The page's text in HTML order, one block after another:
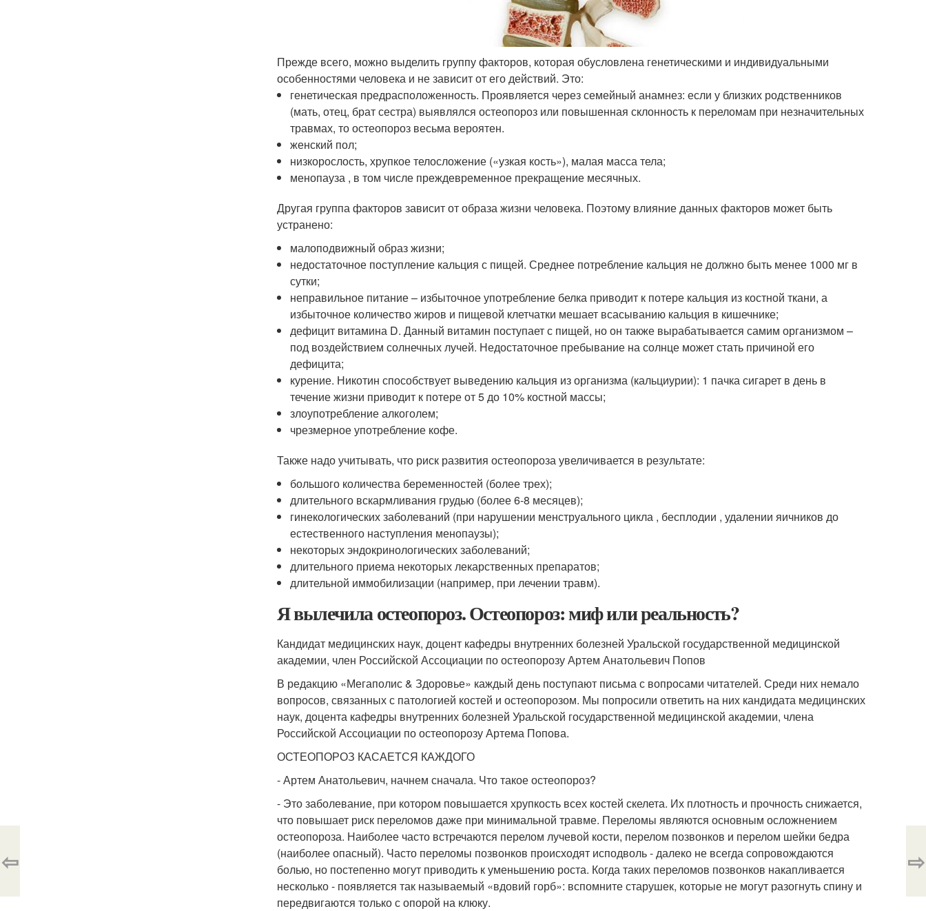
Прежде всего, можно выделить группу факторов, которая обусловлена генетическими и индивидуальными
особенностями человека и не зависит от его действий. Это:
генетическая предрасположенность. Проявляется через семейный анамнез: если у близких родственников
(мать, отец, брат сестра) выявлялся остеопороз или повышенная склонность к переломам при незначительных
травмах, то остеопороз весьма вероятен.
женский пол;
низкорослость, хрупкое телосложение («узкая кость»), малая масса тела;
менопауза , в том числе преждевременное прекращение месячных.
Другая группа факторов зависит от образа жизни человека. Поэтому влияние данных факторов может быть
устранено:
малоподвижный образ жизни;
недостаточное поступление кальция с пищей. Среднее потребление кальция не должно быть менее 1000 мг в
сутки;
неправильное питание – избыточное употребление белка приводит к потере кальция из костной ткани, а
избыточное количество жиров и пищевой клетчатки мешает всасыванию кальция в кишечнике;
дефицит витамина D. Данный витамин поступает с пищей, но он также вырабатывается самим организмом –
под воздействием солнечных лучей. Недостаточное пребывание на солнце может стать причиной его
дефицита;
курение. Никотин способствует выведению кальция из организма (кальциурии): 1 пачка сигарет в день в
течение жизни приводит к потере от 5 до 10% костной массы;
злоупотребление алкоголем;
чрезмерное употребление кофе.
Также надо учитывать, что риск развития остеопороза увеличивается в результате:
большого количества беременностей (более трех);
длительного вскармливания грудью (более 6-8 месяцев);
гинекологических заболеваний (при нарушении менструального цикла , бесплодии , удалении яичников до
естественного наступления менопаузы);
некоторых эндокринологических заболеваний;
длительного приема некоторых лекарственных препаратов;
длительной иммобилизации (например, при лечении травм).
Я вылечила остеопороз. Остеопороз: миф или реальность?
Кандидат медицинских наук, доцент кафедры внутренних болезней Уральской государственной медицинской
академии, член Российской Ассоциации по остеопорозу Артем Анатольевич Попов
В редакцию «Мегаполис & Здоровье» каждый день поступают письма с вопросами читателей. Среди них немало
вопросов, связанных с патологией костей и остеопорозом. Мы попросили ответить на них кандидата медицинских
наук, доцента кафедры внутренних болезней Уральской государственной медицинской академии, члена
Российской Ассоциации по остеопорозу Артема Попова.
ОСТЕОПОРОЗ КАСАЕТСЯ КАЖДОГО
- Артем Анатольевич, начнем сначала. Что такое остеопороз?
- Это заболевание, при котором повышается хрупкость всех костей скелета. Их плотность и прочность снижается,
что повышает риск переломов даже при минимальной травме. Переломы являются основным осложнением
остеопороза. Наиболее часто встречаются перелом лучевой кости, перелом позвонков и перелом шейки бедра
(наиболее опасный). Часто переломы позвонков происходят исподволь - далеко не всегда сопровождаются
болью, но постепенно могут приводить к уменьшению роста. Когда таких переломов позвонков накапливается
несколько - появляется так называемый «вдовий горб»: вспомните старушек, которые не могут разогнуть спину и
передвигаются только с опорой на клюку.
⇦ ⇨